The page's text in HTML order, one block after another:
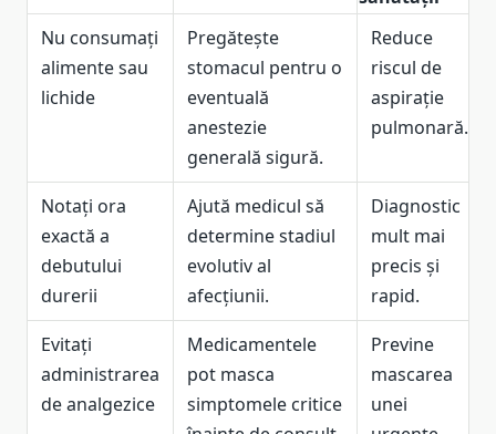
Nu consumați
alimente sau
lichide
Pregătește
stomacul pentru o
eventuală
anestezie
generală sigură.
Reduce
riscul de
aspirație
pulmonară.
Notați ora
exactă a
debutului
durerii
Ajută medicul să
determine stadiul
evolutiv al
afecțiunii.
Diagnostic
mult mai
precis și
rapid.
Evitați
administrarea
de analgezice
Medicamentele
pot masca
simptomele critice
Previne
mascarea
unei